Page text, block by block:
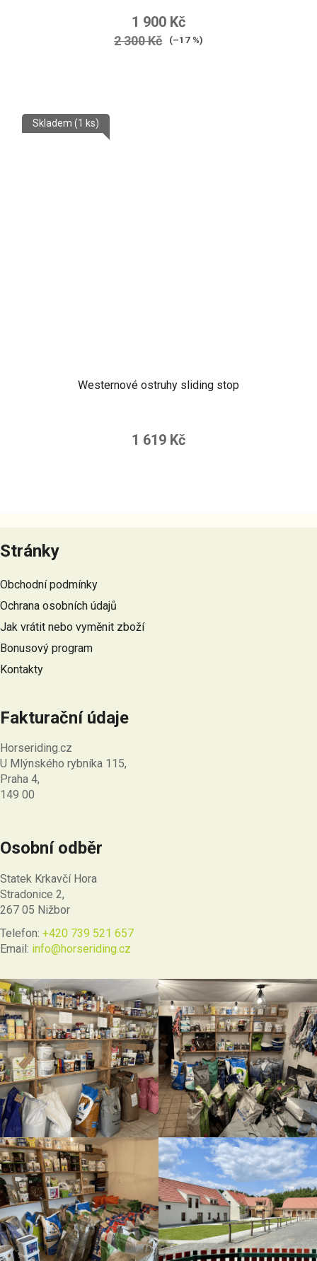
1 900 Kč
2 300 Kč (–17 %)
Westernové ostruhy sliding stop
Skladem (1 ks)
1 619 Kč
á
p
a
t
í
Stránky
Obchodní podmínky
Ochrana osobních údajů
Jak vrátit nebo vyměnit zboží
Bonusový program
Kontakty
Fakturační údaje
Horseriding.cz
U Mlýnského rybníka 115,
Praha 4,
149 00
Osobní odběr
Statek Krkavčí Hora
Stradonice 2,
267 05 Nižbor
Telefon: +420 739 521 657
Email: info@horseriding.cz